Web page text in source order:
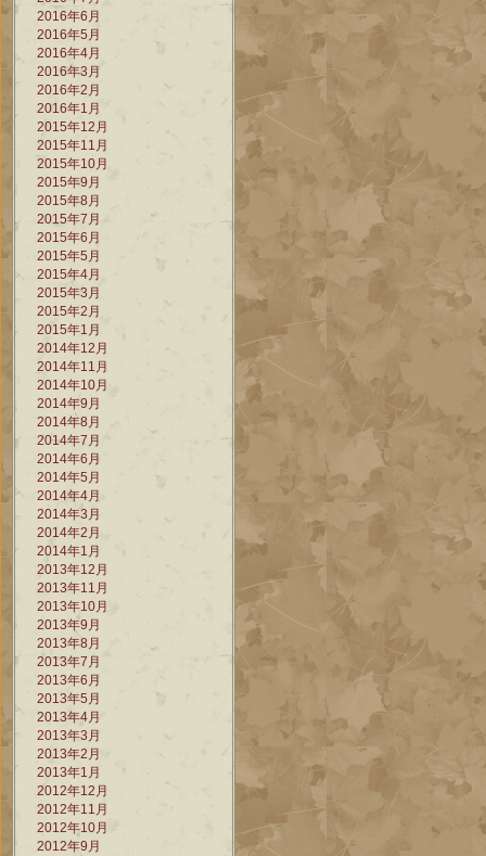
2016年6月
2016年5月
2016年4月
2016年3月
2016年2月
2016年1月
2015年12月
2015年11月
2015年10月
2015年9月
2015年8月
2015年7月
2015年6月
2015年5月
2015年4月
2015年3月
2015年2月
2015年1月
2014年12月
2014年11月
2014年10月
2014年9月
2014年8月
2014年7月
2014年6月
2014年5月
2014年4月
2014年3月
2014年2月
2014年1月
2013年12月
2013年11月
2013年10月
2013年9月
2013年8月
2013年7月
2013年6月
2013年5月
2013年4月
2013年3月
2013年2月
2013年1月
2012年12月
2012年11月
2012年10月
2012年9月